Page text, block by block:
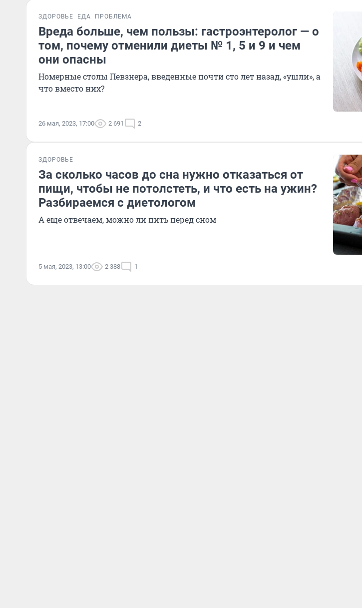
ЗДОРОВЬЕ ЕДА ПРОБЛЕМА
Вреда больше, чем пользы: гастроэнтеролог — о
том, почему отменили диеты № 1, 5 и 9 и чем
они опасны
Номерные столы Певзнера, введенные почти сто лет назад, «ушли», а
что вместо них?
26 мая, 2023, 17:00 2 691 2
ЗДОРОВЬЕ
За сколько часов до сна нужно отказаться от
пищи, чтобы не потолстеть, и что есть на ужин?
Разбираемся с диетологом
А еще отвечаем, можно ли пить перед сном
5 мая, 2023, 13:00 2 388 1